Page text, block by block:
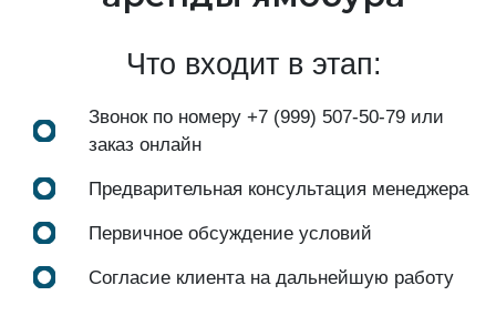
Что входит в этап:
Звонок по номеру +7 (999) 507-50-79 или
заказ онлайн
Предварительная консультация менеджера
Первичное обсуждение условий
Согласие клиента на дальнейшую работу